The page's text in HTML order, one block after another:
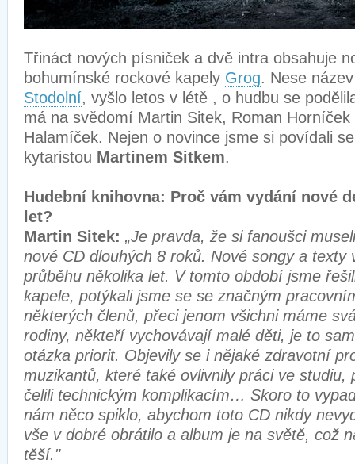
Třináct nových písniček a dvě intra obsahuje
bohumínské rockové kapely Grog. Nese
Stodolní, vyšlo letos v létě , o hudbu se
má na svědomí Martin Sitek, Roman Horníček
Halamíček. Nejen o novince jsme si povídali
kytaristou Martinem Sitkem.
Hudební knihovna: Proč vám vydání nové
let?
Martin Sitek: „Je pravda, že si fanoušci
nové CD dlouhých 8 roků. Nové songy a texty
průběhu několika let. V tomto období jsme
kapele, potýkali jsme se se značným
některých členů, přeci jenom všichni máme
rodiny, někteří vychovávají malé děti, je to
otázka priorit. Objevily se i nějaké zdravotní
muzikantů, které také ovlivnily práci ve studiu,
čelili technickým komplikacím… Skoro to
nám něco spiklo, abychom toto CD nikdy
vše v dobré obrátilo a album je na světě, což
těší."